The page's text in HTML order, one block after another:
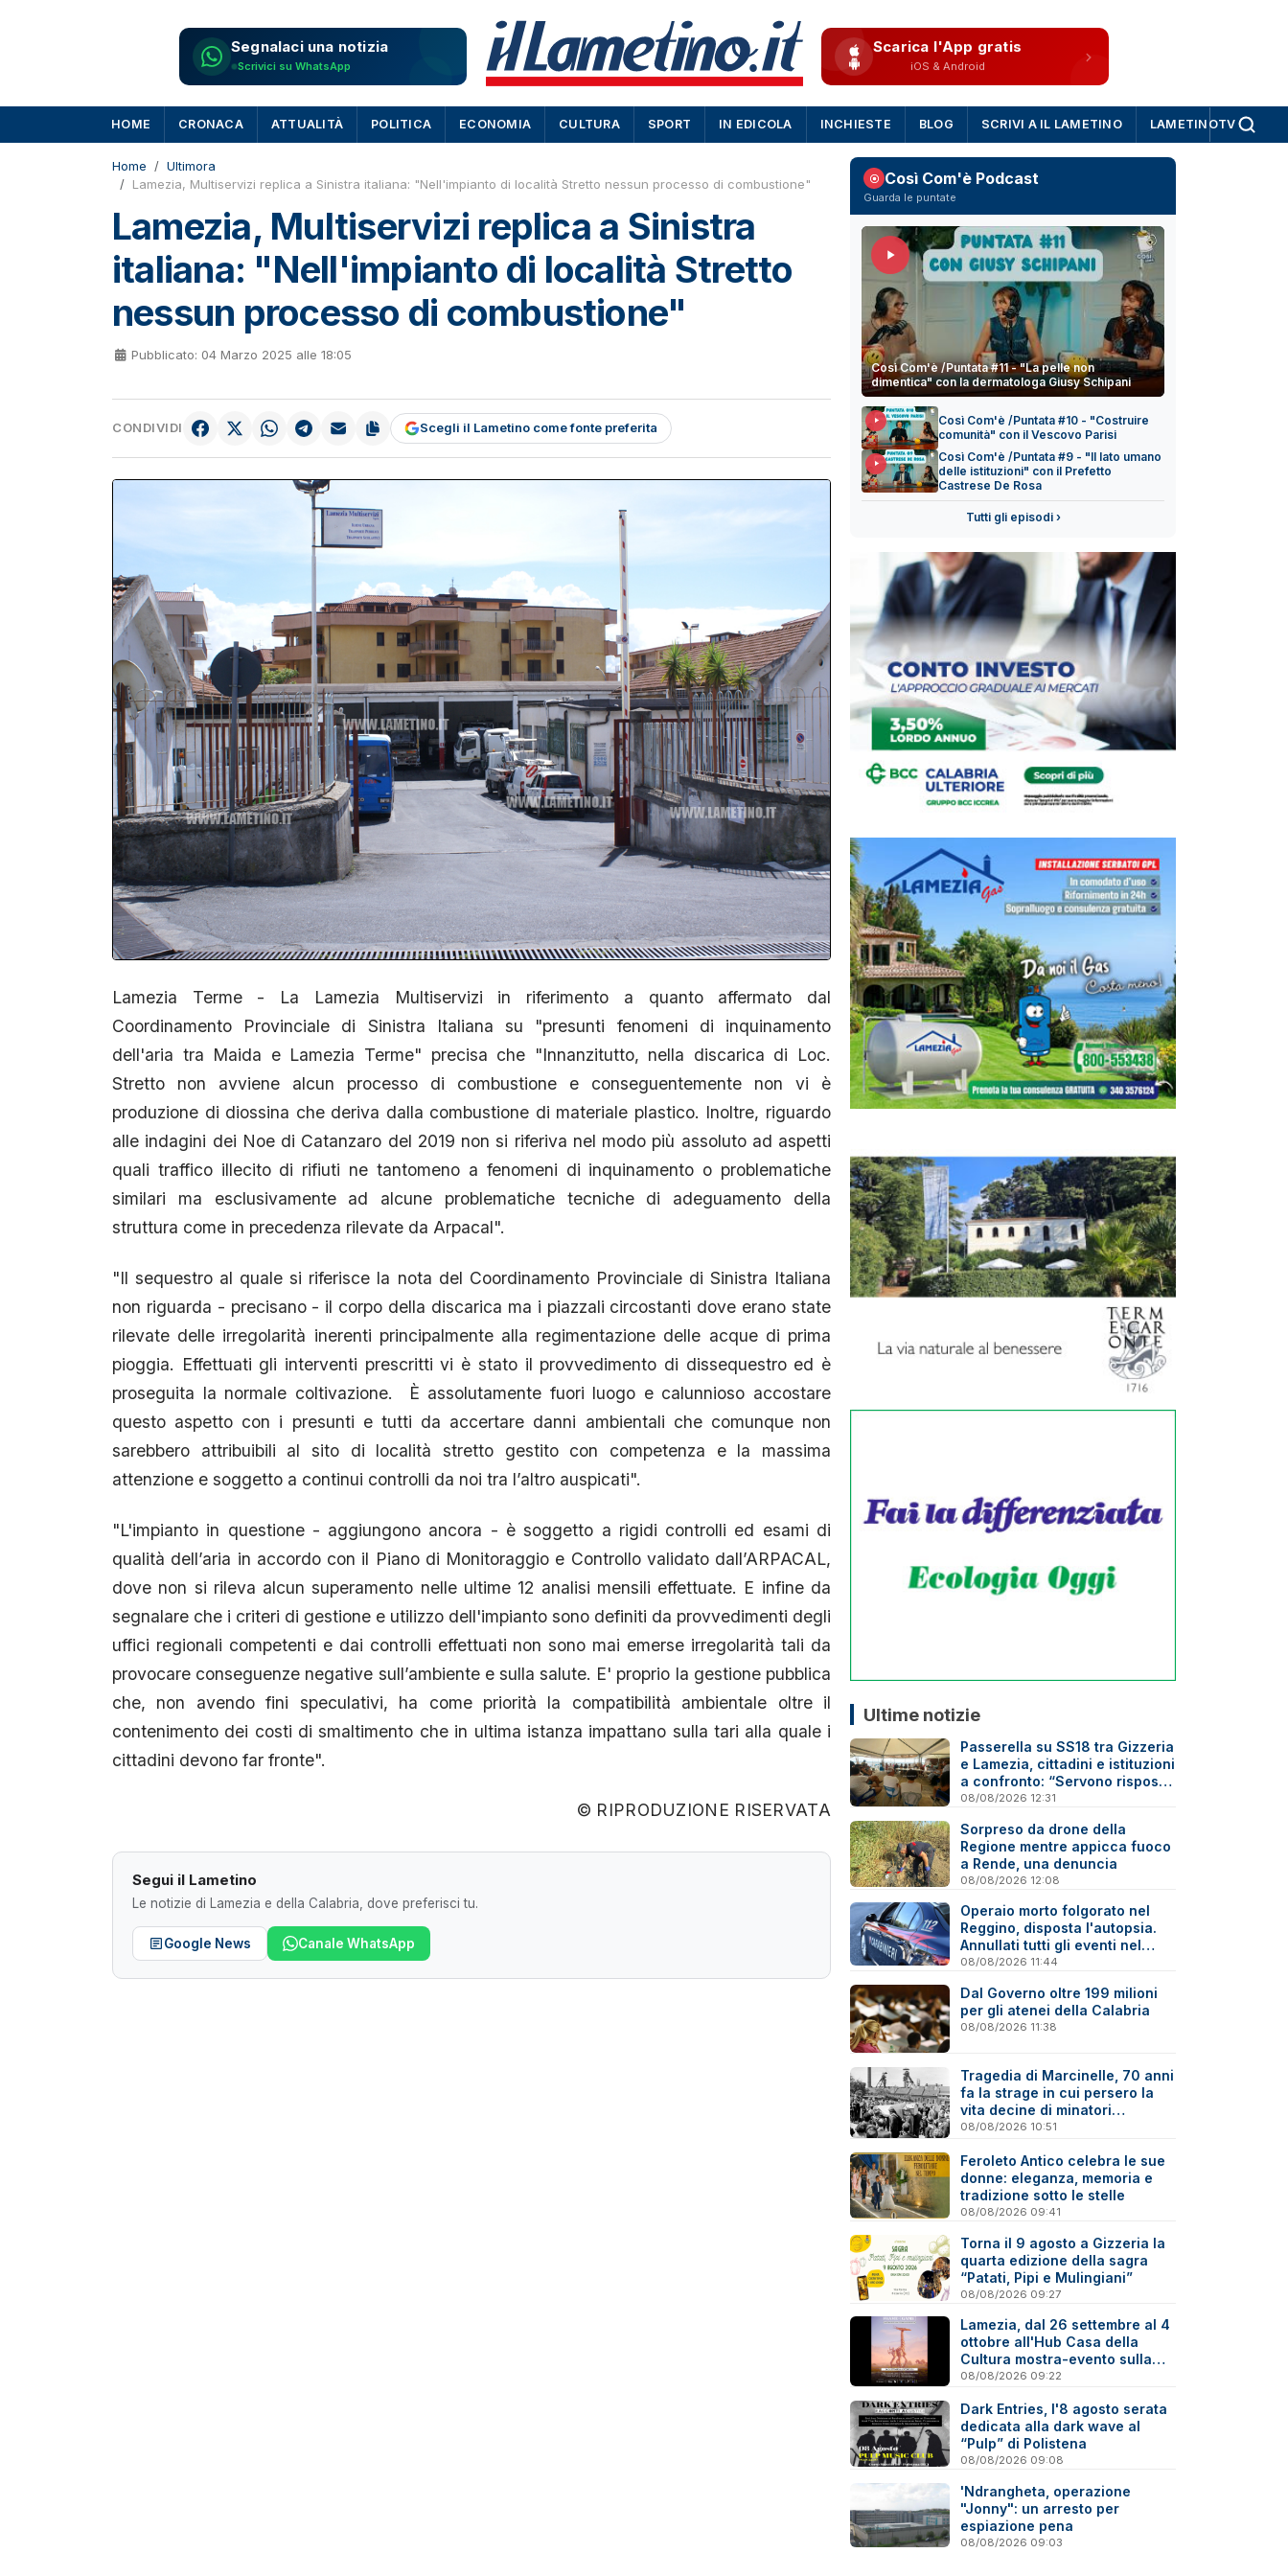
Segnalaci una notizia
Scrivici su WhatsApp
Scarica l'App gratis
iOS & Android
HOME CRONACA ATTUALITÀ POLITICA ECONOMIA CULTURA SPORT IN EDICOLA INCHIESTE BLOG SCRIVI A IL LAMETINO LAMETINOTV
Home
Ultimora
Lamezia, Multiservizi replica a Sinistra italiana: "Nell'impianto di località Stretto nessun processo di combustione"
Lamezia, Multiservizi replica a Sinistra
italiana: "Nell'impianto di località Stretto
nessun processo di combustione"
Pubblicato: 04 Marzo 2025 alle 18:05
CONDIVIDI Scegli il Lametino come fonte preferita
Lamezia Terme - La Lamezia Multiservizi in riferimento a quanto affermato dal
Coordinamento Provinciale di Sinistra Italiana su "presunti fenomeni di inquinamento
dell'aria tra Maida e Lamezia Terme" precisa che "Innanzitutto, nella discarica di Loc.
Stretto non avviene alcun processo di combustione e conseguentemente non vi è
produzione di diossina che deriva dalla combustione di materiale plastico. Inoltre, riguardo
alle indagini dei Noe di Catanzaro del 2019 non si riferiva nel modo più assoluto ad aspetti
quali traffico illecito di rifiuti ne tantomeno a fenomeni di inquinamento o problematiche
similari ma esclusivamente ad alcune problematiche tecniche di adeguamento della
struttura come in precedenza rilevate da Arpacal".
"Il sequestro al quale si riferisce la nota del Coordinamento Provinciale di Sinistra Italiana
non riguarda - precisano - il corpo della discarica ma i piazzali circostanti dove erano state
rilevate delle irregolarità inerenti principalmente alla regimentazione delle acque di prima
pioggia. Effettuati gli interventi prescritti vi è stato il provvedimento di dissequestro ed è
proseguita la normale coltivazione. È assolutamente fuori luogo e calunnioso accostare
questo aspetto con i presunti e tutti da accertare danni ambientali che comunque non
sarebbero attribuibili al sito di località stretto gestito con competenza e la massima
attenzione e soggetto a continui controlli da noi tra l’altro auspicati".
"L'impianto in questione - aggiungono ancora - è soggetto a rigidi controlli ed esami di
qualità dell’aria in accordo con il Piano di Monitoraggio e Controllo validato dall’ARPACAL,
dove non si rileva alcun superamento nelle ultime 12 analisi mensili effettuate. E infine da
segnalare che i criteri di gestione e utilizzo dell'impianto sono definiti da provvedimenti degli
uffici regionali competenti e dai controlli effettuati non sono mai emerse irregolarità tali da
provocare conseguenze negative sull’ambiente e sulla salute. E' proprio la gestione pubblica
che, non avendo fini speculativi, ha come priorità la compatibilità ambientale oltre il
contenimento dei costi di smaltimento che in ultima istanza impattano sulla tari alla quale i
cittadini devono far fronte".
© RIPRODUZIONE RISERVATA
Segui il Lametino
Le notizie di Lamezia e della Calabria, dove preferisci tu.
Google News Canale WhatsApp
Così Com'è Podcast
Guarda le puntate
Così Com'è /Puntata #11 - "La pelle non
dimentica" con la dermatologa Giusy Schipani
Così Com'è /Puntata #10 - "Costruire
comunità" con il Vescovo Parisi
Così Com'è /Puntata #9 - "Il lato umano
delle istituzioni" con il Prefetto
Castrese De Rosa
Tutti gli episodi ›
Ultime notizie
Passerella su SS18 tra Gizzeria
e Lamezia, cittadini e istituzioni
a confronto: “Servono risposte
e tempi certi”
08/08/2026 12:31
Sorpreso da drone della
Regione mentre appicca fuoco
a Rende, una denuncia
08/08/2026 12:08
Operaio morto folgorato nel
Reggino, disposta l'autopsia.
Annullati tutti gli eventi nel
paese della tragedia
08/08/2026 11:44
Dal Governo oltre 199 milioni
per gli atenei della Calabria
08/08/2026 11:38
Tragedia di Marcinelle, 70 anni
fa la strage in cui persero la
vita decine di minatori
calabresi
08/08/2026 10:51
Feroleto Antico celebra le sue
donne: eleganza, memoria e
tradizione sotto le stelle
08/08/2026 09:41
Torna il 9 agosto a Gizzeria la
quarta edizione della sagra
“Patati, Pipi e Mulingiani”
08/08/2026 09:27
Lamezia, dal 26 settembre al 4
ottobre all'Hub Casa della
Cultura mostra-evento sulla
Virtual Photography
08/08/2026 09:22
Dark Entries, l'8 agosto serata
dedicata alla dark wave al
“Pulp” di Polistena
08/08/2026 09:08
'Ndrangheta, operazione
"Jonny": un arresto per
espiazione pena
08/08/2026 09:03